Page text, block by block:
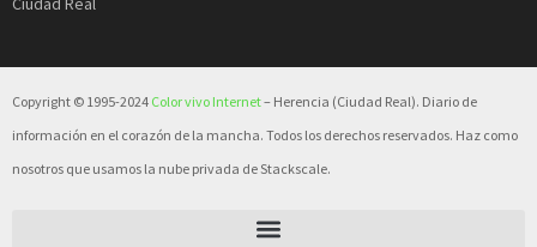
Copyright © 1995-2024 Color vivo Internet– Herencia (Ciudad Real). Diario de
información en el corazón de la mancha. Todos los derechos reservados. Haz como
nosotros que usamos la nube privada de Stackscale.